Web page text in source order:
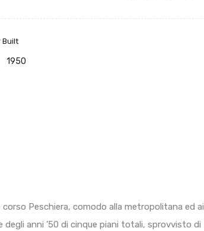
Built
1950
Peschiera, comodo alla metropolitana ed ai
anni ’50 di cinque piani totali, sprovvisto di